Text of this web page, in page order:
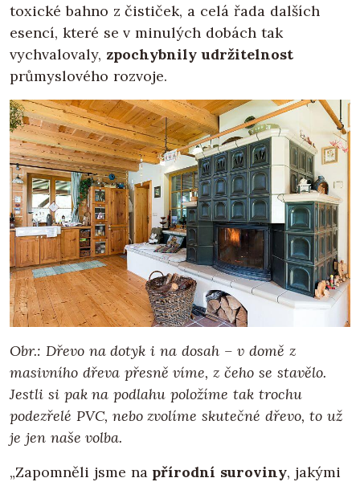
toxické bahno z čističek, a celá řada dalších
esencí, které se v minulých dobách tak
vychvalovaly, zpochybnily udržitelnost
průmyslového rozvoje.
Obr.: Dřevo na dotyk i na dosah – v domě z
masivního dřeva přesně víme, z čeho se stavělo.
Jestli si pak na podlahu položíme tak trochu
podezřelé PVC, nebo zvolíme skutečné dřevo, to už
je jen naše volba.
„Zapomněli jsme na přírodní suroviny, jakými